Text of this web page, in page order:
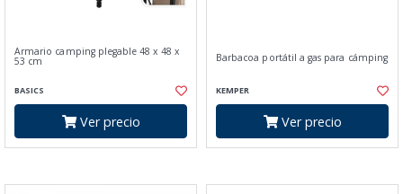
Armario camping plegable 48 x 48 x
53 cm
BASICS
Ver precio
Barbacoa portátil a gas para cámping
KEMPER
Ver precio